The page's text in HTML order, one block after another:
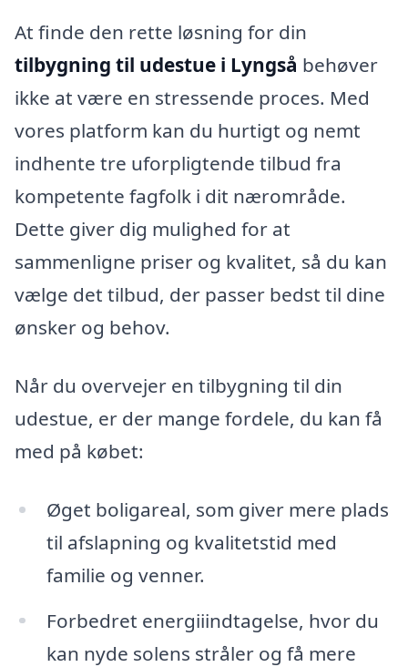
At finde den rette løsning for din
tilbygning til udestue i Lyngså behøver
ikke at være en stressende proces. Med
vores platform kan du hurtigt og nemt
indhente tre uforpligtende tilbud fra
kompetente fagfolk i dit nærområde.
Dette giver dig mulighed for at
sammenligne priser og kvalitet, så du kan
vælge det tilbud, der passer bedst til dine
ønsker og behov.
Når du overvejer en tilbygning til din
udestue, er der mange fordele, du kan få
med på købet:
Øget boligareal, som giver mere plads
til afslapning og kvalitetstid med
familie og venner.
Forbedret energiiindtagelse, hvor du
kan nyde solens stråler og få mere